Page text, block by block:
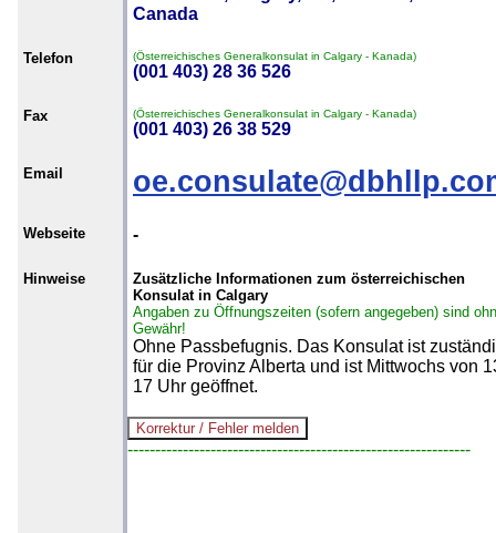
Canada
Telefon (Österreichisches Generalkonsulat in Calgary - Kanada)
(001 403) 28 36 526
Fax (Österreichisches Generalkonsulat in Calgary - Kanada)
(001 403) 26 38 529
Email
Webseite -
Hinweise
Zusätzliche Informationen zum österreichischen
Konsulat in Calgary
Angaben zu Öffnungszeiten (sofern angegeben) sind
Gewähr!
Ohne Passbefugnis. Das Konsulat ist
für die Provinz Alberta und ist Mittwochs von
17 Uhr geöffnet.
--------------------------------------------------------------